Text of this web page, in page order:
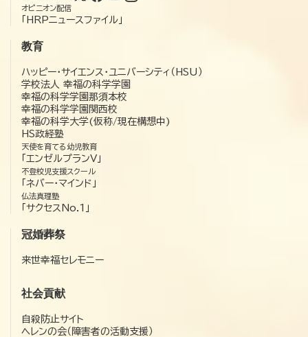
オピニオン配信
「HRPニュースファイル」
教育
ハッピー・サイエンス・ユニバーシティ（HSU）
学校法人 幸福の科学学園
幸福の科学学園那須本校
幸福の科学学園関西校
幸福の科学大学(仮称/現在構想中)
HS政経塾
天使を育てる幼児教育
「エンゼルプランV」
不登校児支援スクール
「ネバー・マインド」
仏法真理塾
「サクセスNo.1」
冠婚葬祭
来世幸福セレモニー
社会貢献
自殺防止サイト
ヘレンの会（障害者の活動支援）